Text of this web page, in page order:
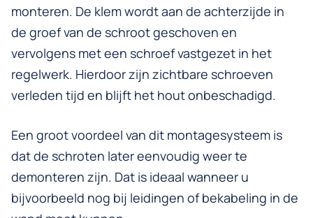
monteren. De klem wordt aan de achterzijde in
de groef van de schroot geschoven en
vervolgens met een schroef vastgezet in het
regelwerk. Hierdoor zijn zichtbare schroeven
verleden tijd en blijft het hout onbeschadigd.
Een groot voordeel van dit montagesysteem is
dat de schroten later eenvoudig weer te
demonteren zijn. Dat is ideaal wanneer u
bijvoorbeeld nog bij leidingen of bekabeling in de